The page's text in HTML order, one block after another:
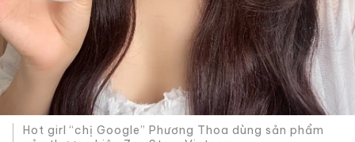
Hot girl “chị Google” Phương Thoa dùng sản phẩm